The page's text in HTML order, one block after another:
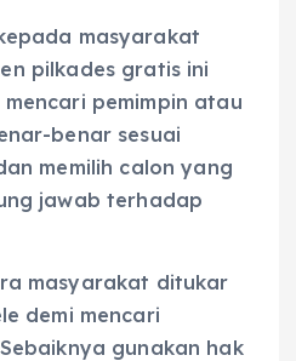
masyarakat
pilkades gratis ini
pemimpin atau
benar sesuai
memilih calon yang
jawab terhadap
masyarakat ditukar
demi mencari
gunakan hak